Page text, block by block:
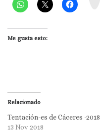
Me gusta esto:
Relacionado
Tentación-es de Cáceres -2018
13 Nov 2018